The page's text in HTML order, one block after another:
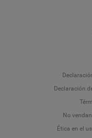
Declaración
No
Ética en el